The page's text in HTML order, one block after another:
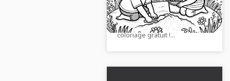
coloriage gratuit
ton œuvre d'art – télécharge
maintenant le modèle de
coloriage gratuit !...